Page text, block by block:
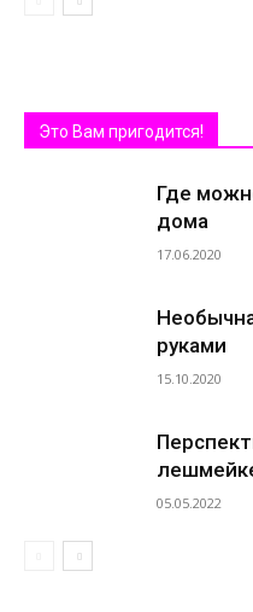
Это Вам пригодится!
Где
дома
17.06.2020
руками
15.10.2020
05.05.2022